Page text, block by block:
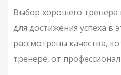
Выбор хорошего
для достижения успеха в
рассмотрены качества,
тренере, от